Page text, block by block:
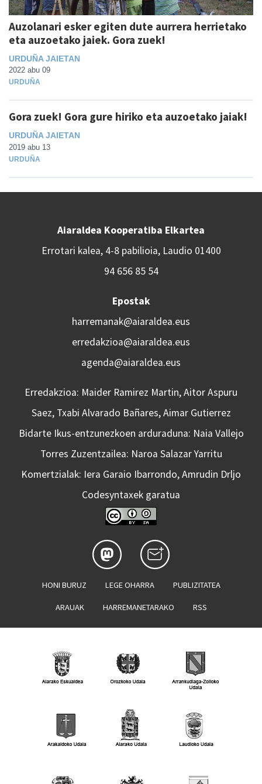
Auzolanari esker egiten dute aurrera herrietako
eta auzoetako jaiek. Gora zuek!
URDUÑA JAIETAN
2022 abu 09
URDUÑA
Gora zuek! Gora gure hiriko eta auzoetako jaiak!
URDUÑA JAIETAN
2019 abu 13
URDUÑA
Aiaraldea Kooperatiba Elkartea
Errotari kalea, 4-8 pabilioia, Laudio 01400
94 656 85 54
Epostak
harremanak@aiaraldea.eus
erredakzioa@aiaraldea.eus
agenda@aiaraldea.eus
Erredakzioa: Maider Ramirez Martin, Aitor Aspuru
Saez, Txabi Alvarado Bañares, Aimar Gutierrez
Bidarte Ikus-entzunezkoen arduraduna: Naia Vallejo
Torres Zuzentzailea: Naroa Salazar Yarritu
Komertzialak: Iera Garaio Ibarrondo, Amrudin Drljo
Codesyntaxek garatua
HONI BURUZ LEGE OHARRA PUBLIZITATEA
ARAUAK HARREMANETARAKO RSS